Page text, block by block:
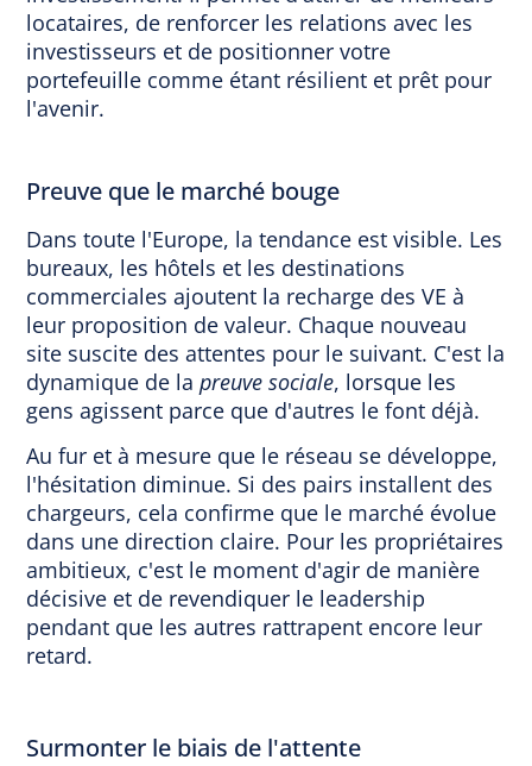
locataires, de renforcer les relations avec les
investisseurs et de positionner votre
portefeuille comme étant résilient et prêt pour
l'avenir.
Preuve que le marché bouge
Dans toute l'Europe, la tendance est visible. Les
bureaux, les hôtels et les destinations
commerciales ajoutent la recharge des VE à
leur proposition de valeur. Chaque nouveau
site suscite des attentes pour le suivant. C'est la
dynamique de lapreuve sociale, lorsque les
gens agissent parce que d'autres le font déjà.
Au fur et à mesure que le réseau se développe,
l'hésitation diminue. Si des pairs installent des
chargeurs, cela confirme que le marché évolue
dans une direction claire. Pour les propriétaires
ambitieux, c'est le moment d'agir de manière
décisive et de revendiquer le leadership
pendant que les autres rattrapent encore leur
retard.
Surmonter le biais de l'attente